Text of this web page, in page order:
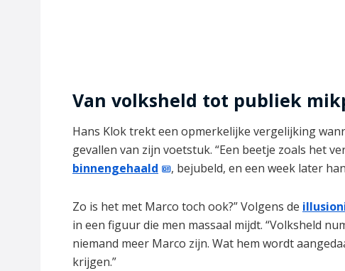
Van volksheld tot publiek
Hans Klok trekt een opmerkelijke vergelijking
gevallen van zijn voetstuk. “Een beetje zoals het
binnengehaald
, bejubeld, en een week later
Zo is het met Marco toch ook?” Volgens de
in een figuur die men massaal mijdt. “Volksheld
niemand meer Marco zijn. Wat hem wordt
krijgen.”